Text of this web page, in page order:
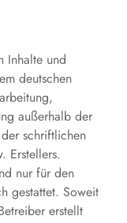
Inhalte und
deutschen
außerhalb der
schriftlichen
Erstellers.
nur für den
gestattet. Soweit
erstellt